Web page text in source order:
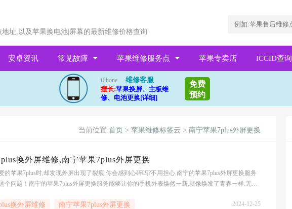
址,以及苹果换电池|屏幕的最新维修价格查询
安卓资讯 常见故障 苹果维修服务点 苹果专卖店 ICCID查询
iPhone
维修客服
擅长:苹果换屏、主板维
修、电池更换[详细]
免费
预约
当前位置:首页 > 苹果维修标签云 > 南宁苹果7plus外屏更换
换外屏维修,南宁苹果7plus外屏更换
的苹果7plus时,却发现外屏出现了裂痕,你会感到心碎吗?不用担心,南宁的苹果7plus外屏更换服务
个问题！南宁的苹果7plus外屏更换服务能够让你的手机外表焕然一新,就像焕发了青春一样.无论
换外屏维修 南宁苹果7plus外屏更换 2024-12-25